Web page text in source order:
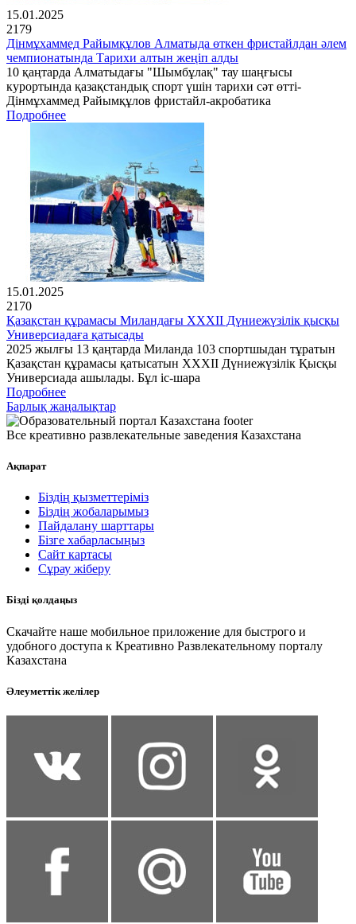
15.01.2025
2179
Дінмұхаммед Райымқұлов Алматыда өткен фристайлдан әлем
чемпионатында Тарихи алтын жеңіп алды
10 қаңтарда Алматыдағы "Шымбұлақ" тау шаңғысы
курортында қазақстандық спорт үшін тарихи сәт өтті-
Дінмұхаммед Райымқұлов фристайл-акробатика
Подробнее
15.01.2025
2170
Қазақстан құрамасы Миландағы XXXII Дүниежүзілік қысқы
Универсиадаға қатысады
2025 жылғы 13 қаңтарда Миланда 103 спортшыдан тұратын
Қазақстан құрамасы қатысатын XXXII Дүниежүзілік Қысқы
Универсиада ашылады. Бұл іс-шара
Подробнее
Барлық жаңалықтар
Все креативно развлекательные заведения Казахстана
Ақпарат
Біздің қызметтеріміз
Біздің жобаларымыз
Пайдалану шарттары
Бізге хабарласыңыз
Сайт картасы
Сұрау жіберу
Бізді қолдаңыз
Скачайте наше мобильное приложение для быстрого и
удобного доступа к Креативно Развлекательному порталу
Казахстана
Әлеуметтік желілер